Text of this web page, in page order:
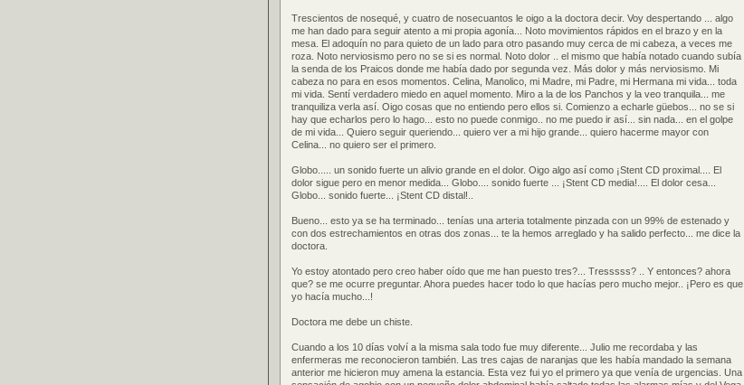
Trescientos de nosequé, y cuatro de nosecuantos le oigo a la doctora decir. Voy despertando ... algo
me han dado para seguir atento a mi propia agonía... Noto movimientos rápidos en el brazo y en la
mesa. El adoquín no para quieto de un lado para otro pasando muy cerca de mi cabeza, a veces me
roza. Noto nerviosismo pero no se si es normal. Noto dolor .. el mismo que había notado cuando subía
la senda de los Praicos donde me había dado por segunda vez. Más dolor y más nerviosismo. Mi
cabeza no para en esos momentos. Celina, Manolico, mi Madre, mi Padre, mi Hermana mi vida... toda
mi vida. Sentí verdadero miedo en aquel momento. Miro a la de los Panchos y la veo tranquila... me
tranquiliza verla así. Oigo cosas que no entiendo pero ellos si. Comienzo a echarle güebos... no se si
hay que echarlos pero lo hago... esto no puede conmigo.. no me puedo ir así... sin nada... en el golpe
de mi vida... Quiero seguir queriendo... quiero ver a mi hijo grande... quiero hacerme mayor con
Celina... no quiero ser el primero.
Globo..... un sonido fuerte un alivio grande en el dolor. Oigo algo así como ¡Stent CD proximal.... El
dolor sigue pero en menor medida... Globo.... sonido fuerte ... ¡Stent CD media!.... El dolor cesa...
Globo... sonido fuerte... ¡Stent CD distal!..
Bueno... esto ya se ha terminado... tenías una arteria totalmente pinzada con un 99% de estenado y
con dos estrechamientos en otras dos zonas... te la hemos arreglado y ha salido perfecto... me dice la
doctora.
Yo estoy atontado pero creo haber oído que me han puesto tres?... Tresssss? .. Y entonces? ahora
que? se me ocurre preguntar. Ahora puedes hacer todo lo que hacías pero mucho mejor.. ¡Pero es que
yo hacía mucho...!
Doctora me debe un chiste.
Cuando a los 10 días volví a la misma sala todo fue muy diferente... Julio me recordaba y las
enfermeras me reconocieron también. Las tres cajas de naranjas que les había mandado la semana
anterior me hicieron muy amena la estancia. Esta vez fui yo el primero ya que venía de urgencias. Una